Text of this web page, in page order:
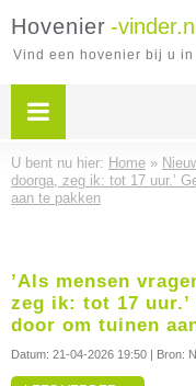
Hovenier -vinder.nl
Vind een hovenier bij u in
U bent nu hier: Home »
doorga, zeg ik: tot 17 uur.’
aan te pakken
’Als mensen
zeg ik: tot 17
door om tuinen
Datum: 21-04-2026 19:50 | Bron: